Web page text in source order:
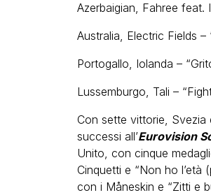
Azerbaigian, Fahree feat.
Australia, Electric Fields –
Portogallo, Iolanda –
Lussemburgo, Tali –
Con sette vittorie, Svezia
successi all’Eurovision
Unito, con cinque
Cinquetti e “Non ho l’età
con i Måneskin e “Zitti e